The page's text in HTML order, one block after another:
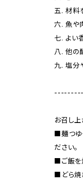
五. 材料
六. 魚や
七. よい
八. 他の
九. 塩分
お召し
■麺つゆ
ださい。
■ご飯を
■どら焼